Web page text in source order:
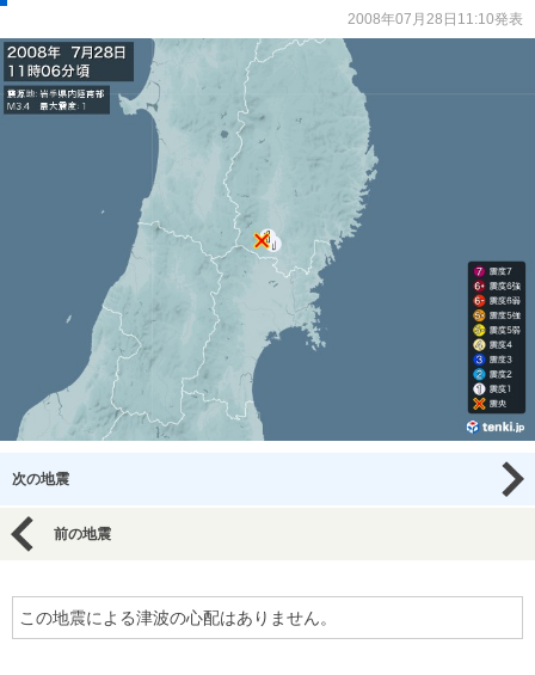
2008年07月28日11:10発表
次の地震
前の地震
この地震による津波の心配はありません。